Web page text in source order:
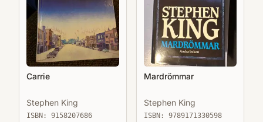
Carrie
Stephen King
ISBN: 9158207686
Mardrömmar
Stephen King
ISBN: 9789171330598